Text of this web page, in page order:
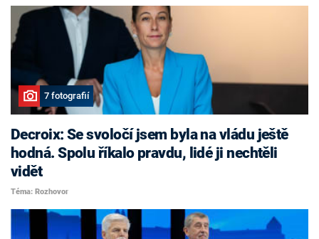
7 fotografií
Decroix: Se svoločí jsem byla na vládu ještě
hodná. Spolu říkalo pravdu, lidé ji nechtěli
vidět
Téma: Rozhovor